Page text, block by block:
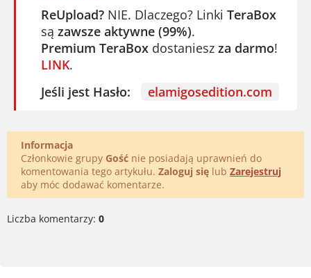
ReUpload? NIE. Dlaczego? Linki TeraBox
są zawsze aktywne (99%).
Premium TeraBox dostaniesz za darmo!
LINK.
Jeśli jest Hasło:
elamigosedition.com
Informacja
Członkowie grupy Gość nie posiadają uprawnień do
komentowania tego artykułu. Zaloguj się lub Zarejestruj
aby móc dodawać komentarze.
Liczba komentarzy: 0